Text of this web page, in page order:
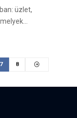
üzlet,
7 8